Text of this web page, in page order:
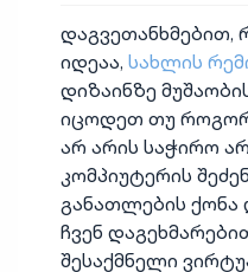
დაგვეთანხმებით,
იდეაა, სახლის
დიზაინზე
იცოდეთ თუ
არ არის საჭირო
კომპიუტერის
განათლების ქონა
ჩვენ
შესაქმნელი